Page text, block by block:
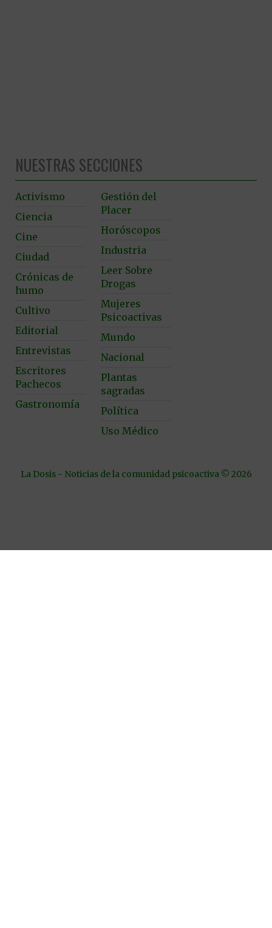
NUESTRAS SECCIONES
Activismo
Ciencia
Cine
Ciudad
Crónicas de
humo
Cultivo
Editorial
Entrevistas
Escritores
Pachecos
Gastronomía
Gestión del
Placer
Horóscopos
Industria
Leer Sobre
Drogas
Mujeres
Psicoactivas
Mundo
Nacional
Plantas
sagradas
Política
Uso Médico
La Dosis - Noticias de la comunidad psicoactiva © 2026